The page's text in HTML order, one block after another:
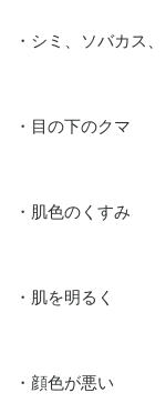
・シミ、ソバカス、
・目の下のクマ
・肌色のくすみ
・肌を明るく
・顔色が悪い